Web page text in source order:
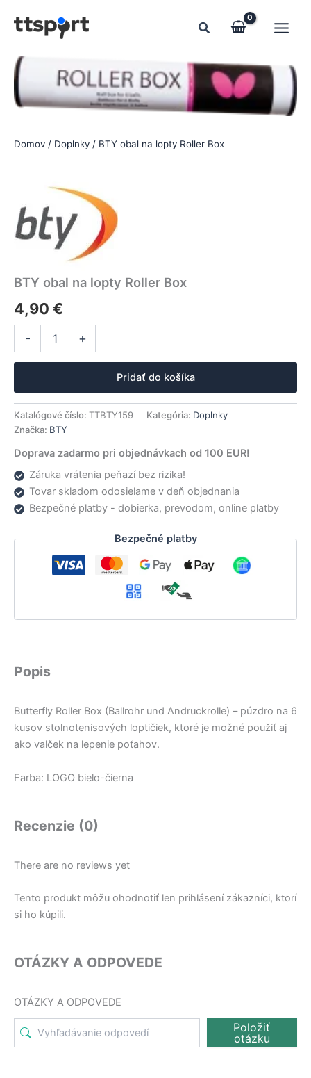
Domov / Doplnky / BTY obal na lopty Roller Box
BTY obal na lopty Roller Box
4,90 €
-
Box
+
Pridať do košíka
Katalógové číslo: TTBTY159 Kategória: Doplnky
Značka: BTY
Doprava zadarmo pri objednávkach od 100 EUR!
Záruka vrátenia peňazí bez rizika!
Tovar skladom odosielame v deň objednania
Bezpečné platby - dobierka, prevodom, online platby
Bezpečné platby
Popis
Butterfly Roller Box (Ballrohr und Andruckrolle) – púzdro na 6
kusov stolnotenisových loptičiek, ktoré je možné použiť aj
ako valček na lepenie poťahov.
Farba: LOGO bielo-čierna
Recenzie (0)
There are no reviews yet
Tento produkt môžu ohodnotiť len prihlásení zákazníci, ktorí
si ho kúpili.
OTÁZKY A ODPOVEDE
OTÁZKY A ODPOVEDE
Položiť
otázku